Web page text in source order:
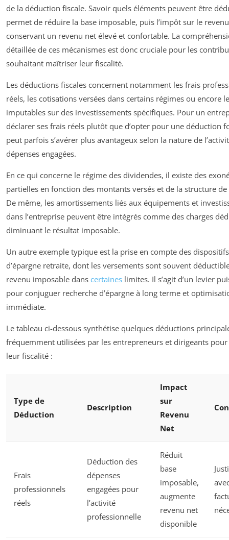
de la déduction fiscale. Savoir quels éléments peuvent être
permet de réduire la base imposable, puis l’impôt sur le
conservant un revenu net élevé et confortable. La
détaillée de ces mécanismes est donc cruciale pour les
souhaitant maîtriser leur fiscalité.
Les déductions fiscales concernent notamment les frais
réels, les cotisations versées dans certains régimes ou encore
imputables sur des investissements spécifiques. Pour un
déclarer ses frais réels plutôt que d’opter pour une déduction
peut parfois s’avérer plus avantageux selon la nature de
dépenses engagées.
En ce qui concerne le régime des dividendes, il existe des
partielles en fonction des montants versés et de la structure de
De même, les amortissements liés aux équipements et
dans l’entreprise peuvent être intégrés comme des charges
diminuant le résultat imposable.
Un autre exemple typique est la prise en compte des dispositifs
d’épargne retraite, dont les versements sont souvent
revenu imposable dans certaines limites. Il s’agit d’un levier
pour conjuguer recherche d’épargne à long terme et
immédiate.
Le tableau ci-dessous synthétise quelques déductions
fréquemment utilisées par les entrepreneurs et dirigeants
leur fiscalité :
Type de
Déduction
Description
Impact
sur
Revenu
Net
Frais
professionnels
réels
Déduction des
dépenses
engagées pour
l’activité
professionnelle
Réduit
base
imposable,
augmente
revenu net
disponible